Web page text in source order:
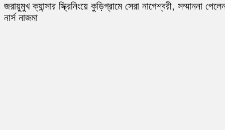
জরায়ুমুখ ক্যান্সার স্ক্রিনিংয়ে কুড়িগ্রামে সেরা নাগেশ্বরী, সম্মাননা
নার্স নাজমা